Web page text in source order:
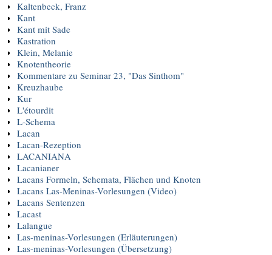
Kaltenbeck, Franz
Kant
Kant mit Sade
Kastration
Klein, Melanie
Knotentheorie
Kommentare zu Seminar 23, "Das Sinthom"
Kreuzhaube
Kur
L'étourdit
L-Schema
Lacan
Lacan-Rezeption
LACANIANA
Lacanianer
Lacans Formeln, Schemata, Flächen und Knoten
Lacans Las-Meninas-Vorlesungen (Video)
Lacans Sentenzen
Lacast
Lalangue
Las-meninas-Vorlesungen (Erläuterungen)
Las-meninas-Vorlesungen (Übersetzung)